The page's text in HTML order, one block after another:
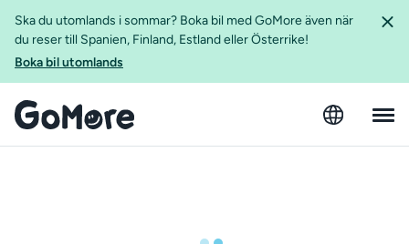
Ska du utomlands i sommar? Boka bil med GoMore även när
du reser till Spanien, Finland, Estland eller Österrike!
Boka bil utomlands